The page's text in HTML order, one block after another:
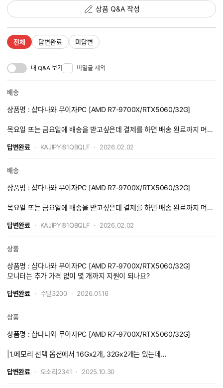
수
상품 Q&A 작성
전체 답변완료 미답변
내 Q&A 보기 비밀글 제외
배송
상품명 : 샵다나와 무이자PC [AMD R7-9700X/RTX5060/32G]
목요일 또는 금요일에 배송을 받고싶은데 결제를 하면 배송 왼료까지 며칠
답변완료 KAJIPYI81QBQLF 2026.02.02
배송
상품명 : 샵다나와 무이자PC [AMD R7-9700X/RTX5060/32G]
목요일 또는 금요일에 배송을 받고싶은데 결제를 하면 배송 왼료까지 며칠
답변완료 KAJIPYI81QBQLF 2026.02.02
상품
상품명 : 샵다나와 무이자PC [AMD R7-9700X/RTX5060/32G]
모니터는 추가 가격 없이 몇 개까지 지원이 되나요?
답변완료 수달3200 2026.01.16
상품
상품명 : 샵다나와 무이자PC [AMD R7-9700X/RTX5060/32G]
|1.메모리 선택 옵션에서 16Gx2개, 32Gx2개는 있는데
32Gx2개로 구성하는 것이 좋겠지만 16Gx4개로 구성해 비용을 절감하고
답변완료 오소리2341 2025.10.30